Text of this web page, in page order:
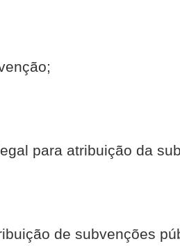
para atribuição da
de subvenções